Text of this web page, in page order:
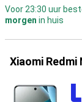
Voor 23:30 uur
morgen in huis
Xiaomi Redmi